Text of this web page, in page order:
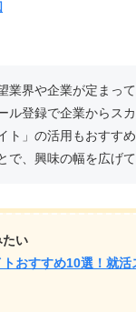
業界や企業が定まっ
ル登録で企業からス
ト」の活用もおすす
で、興味の幅を広げ
い
おすすめ10選！就